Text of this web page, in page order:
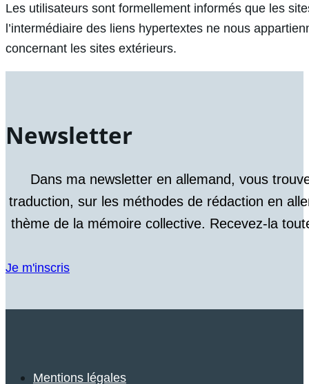
Les utilisateurs sont formellement informés que les
l’intermédiaire des liens hypertextes ne nous
concernant les sites extérieurs.
Newsletter
Dans ma newsletter en allemand, vous
traduction, sur les méthodes de rédaction en
thème de la mémoire collective. Recevez-la
Je m'inscris
Mentions légales